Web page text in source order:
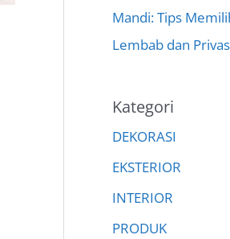
Mandi: Tips
Lembab dan
Kategori
DEKORASI
EKSTERIOR
INTERIOR
PRODUK